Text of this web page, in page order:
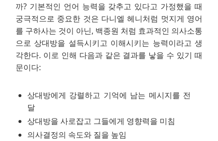
까? 기본적인 언어 능력을 갖추고 있다고 가정했을 때
궁극적으로 중요한 것은 다니엘 헤니처럼 멋지게 영어
를 구하사는 것이 아닌, 백종원 처럼 효과적인 의사소통
으로 상대방을 설득시키고 이해시키는 능력이라고 생
각한다. 이로 인해 다음과 같은 결과를 낳을 수 있기 때
문이다:
상대방에게 강렬하고 기억에 남는 메시지를 전
달
상대방을 사로잡고 그들에게 영향력을 미침
의사결정의 속도와 질을 높임